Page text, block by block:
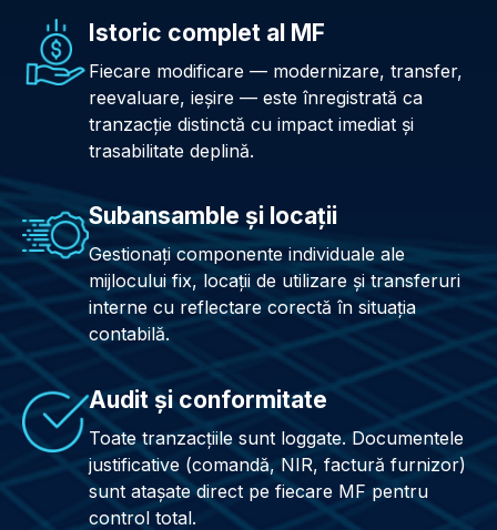
Istoric complet al MF
Fiecare modificare — modernizare, transfer,
reevaluare, ieșire — este înregistrată ca
tranzacție distinctă cu impact imediat și
trasabilitate deplină.
Subansamble și locații
Gestionați componente individuale ale
mijlocului fix, locații de utilizare și transferuri
interne cu reflectare corectă în situația
contabilă.
Audit și conformitate
Toate tranzacțiile sunt loggate. Documentele
justificative (comandă, NIR, factură furnizor)
sunt atașate direct pe fiecare MF pentru
control total.